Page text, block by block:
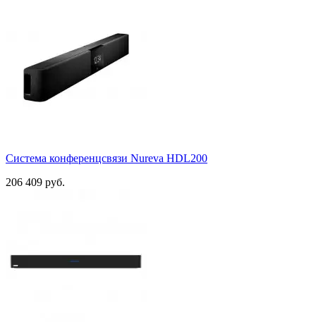
Система конференцсвязи Nureva HDL200
206 409 руб.